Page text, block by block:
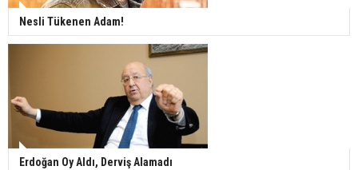
Nesli Tükenen Adam!
Erdoğan Oy Aldı, Derviş Alamadı